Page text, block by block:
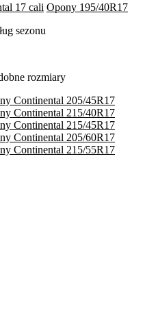
17 cali Opony 195/40R17
sezonu
rozmiary
Continental 205/45R17
Continental 215/40R17
Continental 215/45R17
Continental 205/60R17
Continental 215/55R17